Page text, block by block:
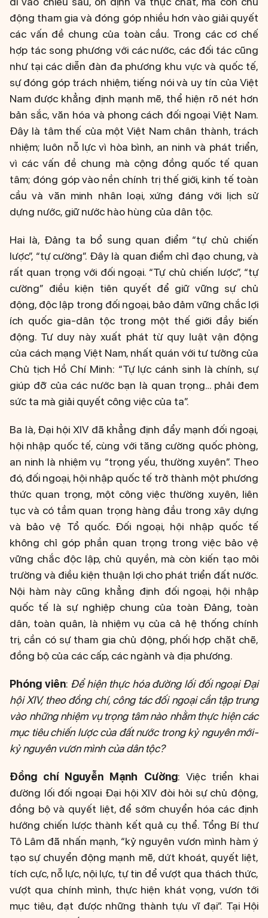
động tham gia và đóng góp nhiều hơn vào giải quyết
các vấn đề chung của toàn cầu. Trong các cơ chế
hợp tác song phương với các nước, các đối tác cũng
như tại các diễn đàn đa phương khu vực và quốc tế,
sự đóng góp trách nhiệm, tiếng nói và uy tín của Việt
Nam được khẳng định mạnh mẽ, thể hiện rõ nét hơn
bản sắc, văn hóa và phong cách đối ngoại Việt Nam.
Đây là tâm thế của một Việt Nam chân thành, trách
nhiệm; luôn nỗ lực vì hòa bình, an ninh và phát triển,
vì các vấn đề chung mà cộng đồng quốc tế quan
tâm; đóng góp vào nền chính trị thế giới, kinh tế toàn
cầu và văn minh nhân loại, xứng đáng với lịch sử
dựng nước, giữ nước hào hùng của dân tộc.
Hai là, Đảng ta bổ sung quan điểm “tự chủ chiến
lược”, “tự cường”. Đây là quan điểm chỉ đạo chung, và
rất quan trọng với đối ngoại. “Tự chủ chiến lược”, “tự
cường” điều kiện tiên quyết để giữ vững sự chủ
động, độc lập trong đối ngoại, bảo đảm vững chắc lợi
ích quốc gia-dân tộc trong một thế giới đầy biến
động. Tư duy này xuất phát từ quy luật vận động
của cách mạng Việt Nam, nhất quán với tư tưởng của
Chủ tịch Hồ Chí Minh: “Tự lực cánh sinh là chính, sự
giúp đỡ của các nước bạn là quan trọng… phải đem
sức ta mà giải quyết công việc của ta”.
Ba là, Đại hội XIV đã khẳng định đẩy mạnh đối ngoại,
hội nhập quốc tế, cùng với tăng cường quốc phòng,
an ninh là nhiệm vụ “trọng yếu, thường xuyên”. Theo
đó, đối ngoại, hội nhập quốc tế trở thành một phương
thức quan trọng, một công việc thường xuyên, liên
tục và có tầm quan trọng hàng đầu trong xây dựng
và bảo vệ Tổ quốc. Đối ngoại, hội nhập quốc tế
không chỉ góp phần quan trọng trong việc bảo vệ
vững chắc độc lập, chủ quyền, mà còn kiến tạo môi
trường và điều kiện thuận lợi cho phát triển đất nước.
Nội hàm này cũng khẳng định đối ngoại, hội nhập
quốc tế là sự nghiệp chung của toàn Đảng, toàn
dân, toàn quân, là nhiệm vụ của cả hệ thống chính
trị, cần có sự tham gia chủ động, phối hợp chặt chẽ,
đồng bộ của các cấp, các ngành và địa phương.
Phóng viên: Để hiện thực hóa đường lối đối ngoại Đại
hội XIV, theo đồng chí, công tác đối ngoại cần tập trung
vào những nhiệm vụ trọng tâm nào nhằm thực hiện các
mục tiêu chiến lược của đất nước trong kỷ nguyên mới-
kỷ nguyên vươn mình của dân tộc?
Đồng chí Nguyễn Mạnh Cường: Việc triển khai
đường lối đối ngoại Đại hội XIV đòi hỏi sự chủ động,
đồng bộ và quyết liệt, để sớm chuyển hóa các định
hướng chiến lược thành kết quả cụ thể. Tổng Bí thư
Tô Lâm đã nhấn mạnh, “kỷ nguyên vươn mình hàm ý
tạo sự chuyển động mạnh mẽ, dứt khoát, quyết liệt,
tích cực, nỗ lực, nội lực, tự tin để vượt qua thách thức,
vượt qua chính mình, thực hiện khát vọng, vươn tới
mục tiêu, đạt được những thành tựu vĩ đại”. Tại Hội